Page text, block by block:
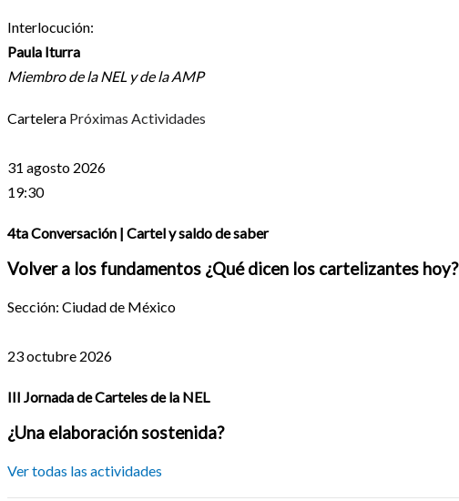
Interlocución:
Paula Iturra
Miembro de la NEL y de la AMP
Cartelera Próximas Actividades
31 agosto 2026
19:30
4ta Conversación | Cartel y saldo de saber
Volver a los fundamentos ¿Qué dicen los cartelizantes hoy?
Sección: Ciudad de México
23 octubre 2026
III Jornada de Carteles de la NEL
¿Una elaboración sostenida?
Ver todas las actividades